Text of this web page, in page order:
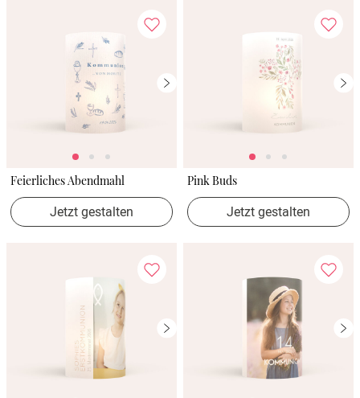
Feierliches Abendmahl
Jetzt gestalten
Pink Buds
Jetzt gestalten